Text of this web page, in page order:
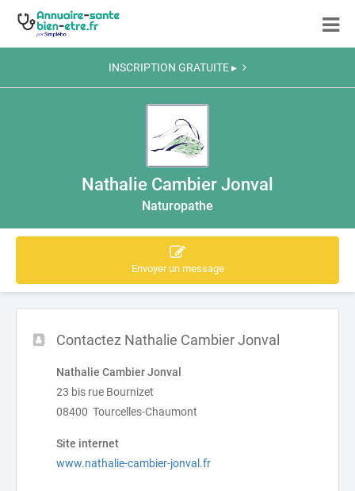
INSCRIPTION GRATUITE ▸
Nathalie Cambier Jonval
Naturopathe
Envoyer un message
Contactez Nathalie Cambier Jonval
Nathalie Cambier Jonval
23 bis rue Bournizet
08400 Tourcelles-Chaumont
Site internet
www.nathalie-cambier-jonval.fr